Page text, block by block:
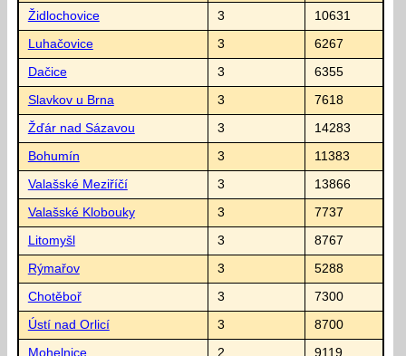
Židlochovice 3 10631
Luhačovice 3 6267
Dačice 3 6355
Slavkov u Brna 3 7618
Žďár nad Sázavou 3 14283
Bohumín 3 11383
Valašské Meziříčí 3 13866
Valašské Klobouky 3 7737
Litomyšl 3 8767
Rýmařov 3 5288
Chotěboř 3 7300
Ústí nad Orlicí 3 8700
Mohelnice 2 9119